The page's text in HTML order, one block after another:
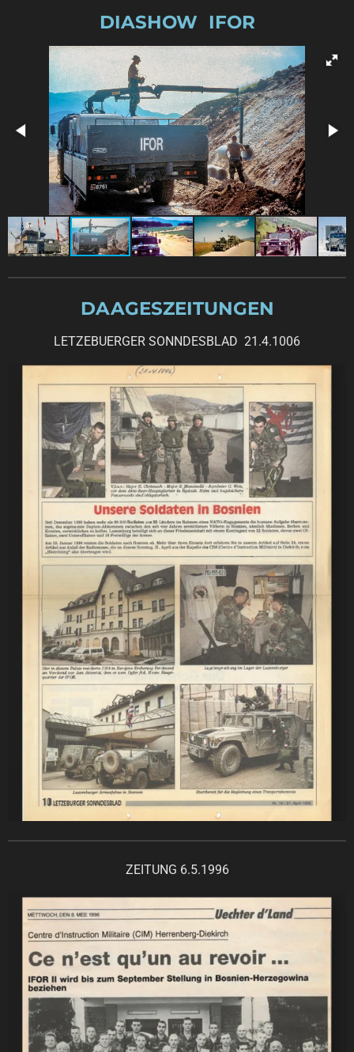
DIASHOW IFOR
DAAGESZEITUNGEN
LETZEBUERGER SONNDESBLAD 21.4.1006
ZEITUNG 6.5.1996